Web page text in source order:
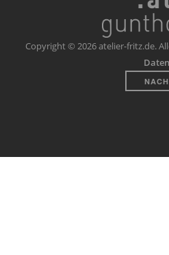
Copyright © 2026 atelier-fritz.de.